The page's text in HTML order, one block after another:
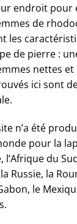
endroit pour
de
les
de pierre :
nettes
ici sont
n’a été
pour la
l’Afrique du
Russie, la
le